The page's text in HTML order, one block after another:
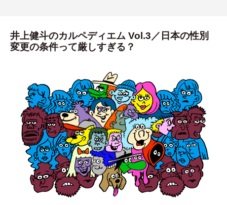
井上健斗のカルペディエム Vol.3／日本の性別
変更の条件って厳しすぎる？